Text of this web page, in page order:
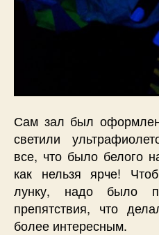
Сам зал был
светили
все, что было белого
как нельзя ярче!
лунку, надо было
препятствия, что
более интересным.